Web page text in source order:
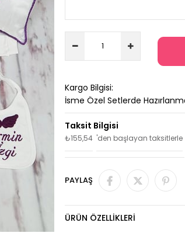
Kargo Bilgisi:
İsme Özel Setlerde
₺155,54 'den başlayan taksitlerle
PAYLAŞ
ÜRÜN ÖZELLIKLERI